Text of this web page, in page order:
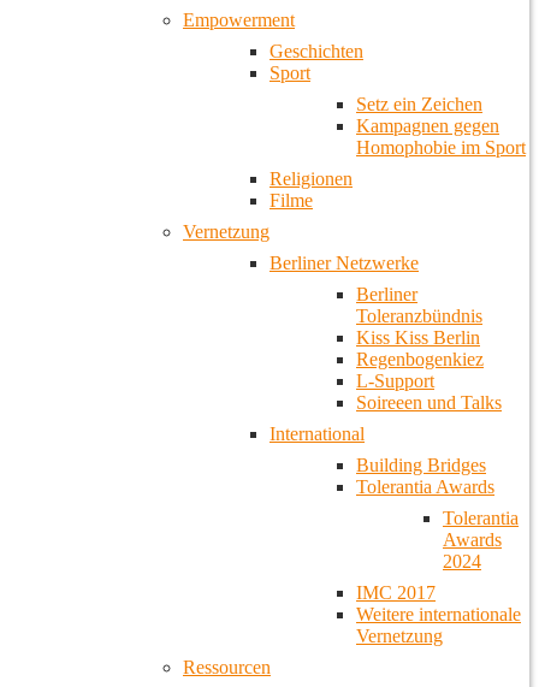
Empowerment
Geschichten
Sport
Setz ein Zeichen
Kampagnen gegen
Homophobie im Sport
Religionen
Filme
Vernetzung
Berliner Netzwerke
Berliner
Toleranzbündnis
Kiss Kiss Berlin
Regenbogenkiez
L-Support
Soireeen und Talks
International
Building Bridges
Tolerantia Awards
Tolerantia
Awards
2024
IMC 2017
Weitere internationale
Vernetzung
Ressourcen